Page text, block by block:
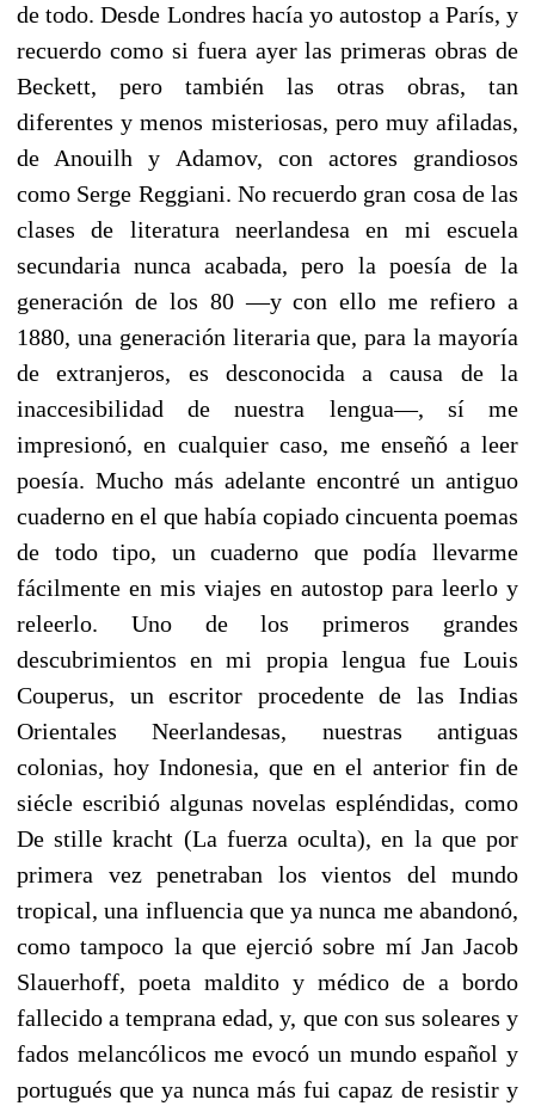
de todo. Desde Londres hacía yo autostop a París, y
recuerdo como si fuera ayer las primeras obras de
Beckett, pero también las otras obras, tan
diferentes y menos misteriosas, pero muy afiladas,
de Anouilh y Adamov, con actores grandiosos
como Serge Reggiani. No recuerdo gran cosa de las
clases de literatura neerlandesa en mi escuela
secundaria nunca acabada, pero la poesía de la
generación de los 80 —y con ello me refiero a
1880, una generación literaria que, para la mayoría
de extranjeros, es desconocida a causa de la
inaccesibilidad de nuestra lengua—, sí me
impresionó, en cualquier caso, me enseñó a leer
poesía. Mucho más adelante encontré un antiguo
cuaderno en el que había copiado cincuenta poemas
de todo tipo, un cuaderno que podía llevarme
fácilmente en mis viajes en autostop para leerlo y
releerlo. Uno de los primeros grandes
descubrimientos en mi propia lengua fue Louis
Couperus, un escritor procedente de las Indias
Orientales Neerlandesas, nuestras antiguas
colonias, hoy Indonesia, que en el anterior fin de
siécle escribió algunas novelas espléndidas, como
De stille kracht (La fuerza oculta), en la que por
primera vez penetraban los vientos del mundo
tropical, una influencia que ya nunca me abandonó,
como tampoco la que ejerció sobre mí Jan Jacob
Slauerhoff, poeta maldito y médico de a bordo
fallecido a temprana edad, y, que con sus soleares y
fados melancólicos me evocó un mundo español y
portugués que ya nunca más fui capaz de resistir y